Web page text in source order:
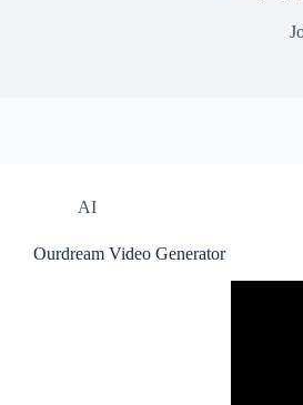
AI
Ourdream Video Generator